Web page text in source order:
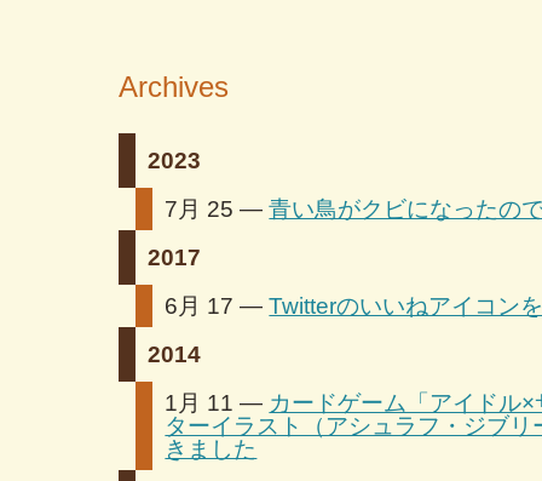
Archives
2023
7月 25 —青い鳥がクビになったの
2017
6月 17 —Twitterのいいねアイコン
2014
1月 11 — カードゲーム「アイドル
ターイラスト（アシュラフ・ジブ
きました